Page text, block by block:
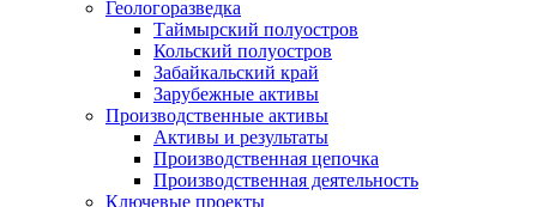
Геологоразведка
Таймырский полуостров
Кольский полуостров
Забайкальский край
Зарубежные активы
Производственные активы
Активы и результаты
Производственная цепочка
Производственная деятельность
Ключевые проекты